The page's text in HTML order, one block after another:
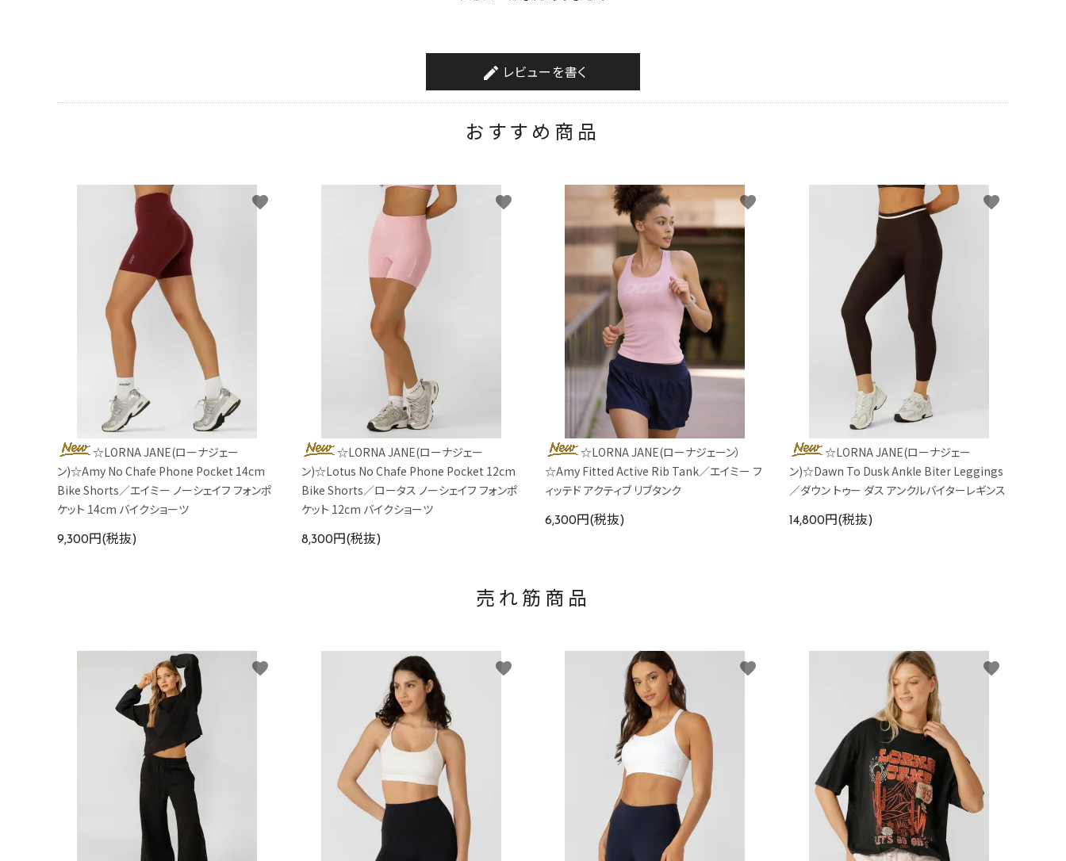
create レビューを書く
おすすめ商品
☆LORNA JANE(ローナジェー
ン)☆Amy No Chafe Phone Pocket 14cm
Bike Shorts／エイミー ノーシェイフ フォンポ
ケット 14cm バイクショーツ
9,300円(税抜)
favorite
☆LORNA JANE(ローナジェー
ン)☆Lotus No Chafe Phone Pocket 12cm
Bike Shorts／ロータス ノーシェイフ フォンポ
ケット 12cm バイクショーツ
8,300円(税抜)
favorite
☆LORNA JANE(ローナジェーン）
☆Amy Fitted Active Rib Tank／エイミー フ
ィッテド アクティブ リブタンク
6,300円(税抜)
favorite
☆LORNA JANE(ローナジェー
ン)☆Dawn To Dusk Ankle Biter Leggings
／ダウン トゥー ダス アンクルバイターレギンス
14,800円(税抜)
favorite
売れ筋商品
favorite favorite favorite favorite